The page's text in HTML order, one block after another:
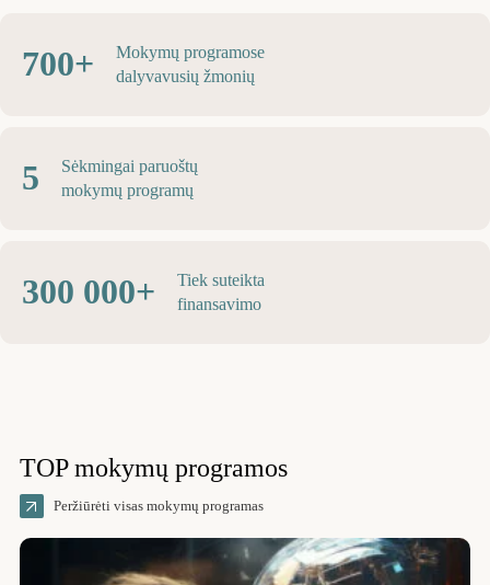
700+
Mokymų programose
dalyvavusių žmonių
5
Sėkmingai paruoštų
mokymų programų
300 000+
Tiek suteikta
finansavimo
TOP mokymų programos
Peržiūrėti visas mokymų programas